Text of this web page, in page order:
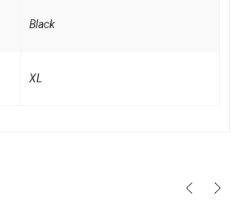
Black
XL